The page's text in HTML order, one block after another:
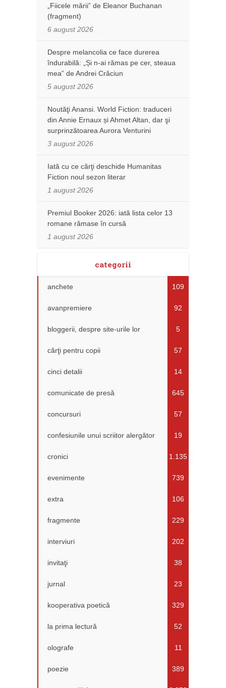
„Fiicele mării” de Eleanor Buchanan
(fragment)
6 august 2026
Despre melancolia ce face durerea
îndurabilă: „Și n-ai rămas pe cer, steaua
mea” de Andrei Crăciun
5 august 2026
Noutăţi Anansi. World Fiction: traduceri
din Annie Ernaux și Ahmet Altan, dar şi
surprinzătoarea Aurora Venturini
3 august 2026
Iată cu ce cărţi deschide Humanitas
Fiction noul sezon literar
1 august 2026
Premiul Booker 2026: iată lista celor 13
romane rămase în cursă
1 august 2026
categorii
anchete 109
avanpremiere 92
bloggerii, despre site-urile lor 5
cărţi pentru copii 57
cinci detalii 14
comunicate de presă 645
concursuri 57
confesiunile unui scriitor alergător 19
cronici 1.135
evenimente 739
extra 106
fragmente 229
interviuri 202
invitaţi 38
jurnal 23
kooperativa poetică 329
la prima lectură 52
olografe 11
poezie 389